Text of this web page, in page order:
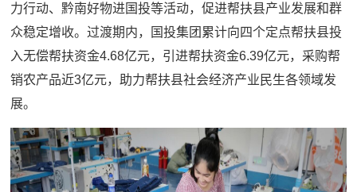
力行动、黔南好物进国投等活动，促进帮扶县产业发展和群
众稳定增收。过渡期内，国投集团累计向四个定点帮扶县投
入无偿帮扶资金4.68亿元，引进帮扶资金6.39亿元，采购帮
销农产品近3亿元，助力帮扶县社会经济产业民生各领域发
展。